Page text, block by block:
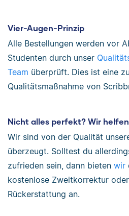
Vier-Augen-Prinzip
Alle Bestellungen werden vor
Studenten durch unser
Team überprüft. Dies ist eine
Qualitätsmaßnahme von
Nicht alles perfekt? Wir
Wir sind von der Qualität
überzeugt. Solltest du
zufrieden sein, dann bieten wir
kostenlose Zweitkorrektur
Rückerstattung an.